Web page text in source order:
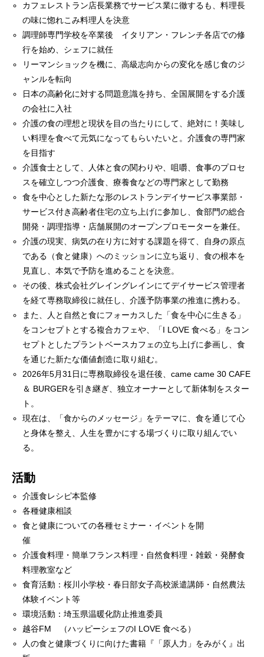
カフェレストラン店長業務でサービス業に徹するも、料理長
の味に惚れこみ料理人を決意
調理師専門学校を卒業後 イタリアン・フレンチ各店での修
行を始め、シェフに就任
リーマンショックを機に、高級志向からの変化を感じ食のジ
ャンルを転向
日本の高齢化に対する問題意識を持ち、全国展開をする介護
の会社に入社
介護の食の理想と現状を目の当たりにして、絶対に！美味し
い料理を食べて元気になってもらいたいと。介護食の専門家
を目指す
介護食士として、人体と食の関わりや、咀嚼、食事のプロセ
スを確立しつつ介護食、療養食などの専門家として勤務
食を中心とした新たな形のレストランデイサービス事業部・
サービス付き高齢者住宅の立ち上げに参加し、食部門の総合
開発・調理指導・店舗展開のオープンプロモーターを兼任。
介護の現実、病気の在り方に対する課題を得て、自身の原点
である（食と健康）へのミッションに立ち返り、食の根本を
見直し、本気で予防を進めることを決意。
その後、株式会社グレイングレインにてデイサービス管理者
を経て専務取締役に就任し、介護予防事業の推進に携わる。
また、人と自然と食にフォーカスした「食を中心に生きる」
をコンセプトとする複合カフェや、「I LOVE 食べる」をコン
セプトとしたプラントベースカフェの立ち上げに参画し、食
を通じた新たな価値創造に取り組む。
2026年5月31日に専務取締役を退任後、came came 30 CAFE
＆ BURGERを引き継ぎ、独立オーナーとして新体制をスター
ト。
現在は、「食からのメッセージ」をテーマに、食を通じて心
と身体を整え、人生を豊かにする場づくりに取り組んでい
る。
活動
介護食レシピ本監修
各種健康相談
食と健康についての各種セミナー・イベントを開
催
介護食料理・簡単フランス料理・自然食料理・雑穀・発酵食
料理教室など
食育活動：桜川小学校・春日部女子高校派遣講師・自然農法
体験イベント等
環境活動：埼玉県温暖化防止推進委員
越谷FM （ハッピーシェフのI LOVE 食べる）
人の食と健康づくりに向けた書籍『「原人力」をみがく』出